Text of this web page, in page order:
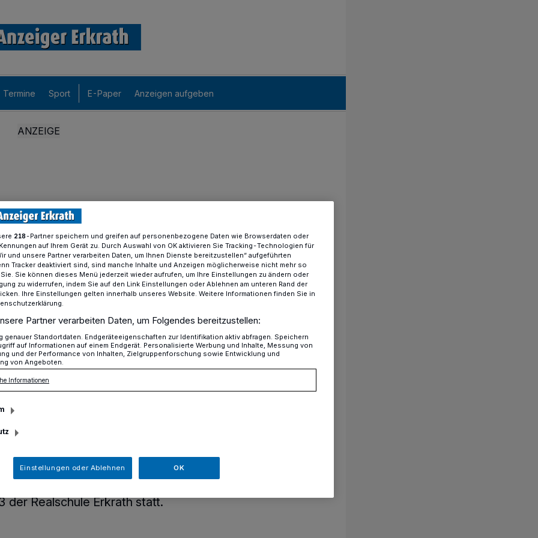
Termine Sport E-Paper Anzeigen aufgeben
Klassentreffen des Abschlussjahrgangs 1973​
1973
fand im Erkrather Brauhaus „Zum
zum 50. Jahrestag des
der Realschule Erkrath statt.
218-Partner speichern und greifen auf personenbezogene Daten wie Browserdaten oder
auf Ihrem Gerät zu. Durch Auswahl von OK aktivieren Sie Tracking-Technologien für
und unsere Partner verarbeiten Daten, um Ihnen Dienste bereitzustellen“ aufgeführten
Tracker deaktiviert sind, sind manche Inhalte und Anzeigen möglicherweise nicht mehr so
Sie können dieses Menü jederzeit wieder aufrufen, um Ihre Einstellungen zu ändern oder
zu widerrufen, indem Sie auf den Link Einstellungen oder Ablehnen am unteren Rand der
Ihre Einstellungen gelten innerhalb unseres Website. Weitere Informationen finden Sie in
Partner verarbeiten Daten, um Folgendes bereitzustellen:
genauer Standortdaten. Endgeräteeigenschaften zur Identifikation aktiv abfragen. Speichern
auf Informationen auf einem Endgerät. Personalisierte Werbung und Inhalte, Messung von
und der Performance von Inhalten, Zielgruppenforschung sowie Entwicklung und
von Angeboten.
Informationen
Einstellungen oder Ablehnen OK